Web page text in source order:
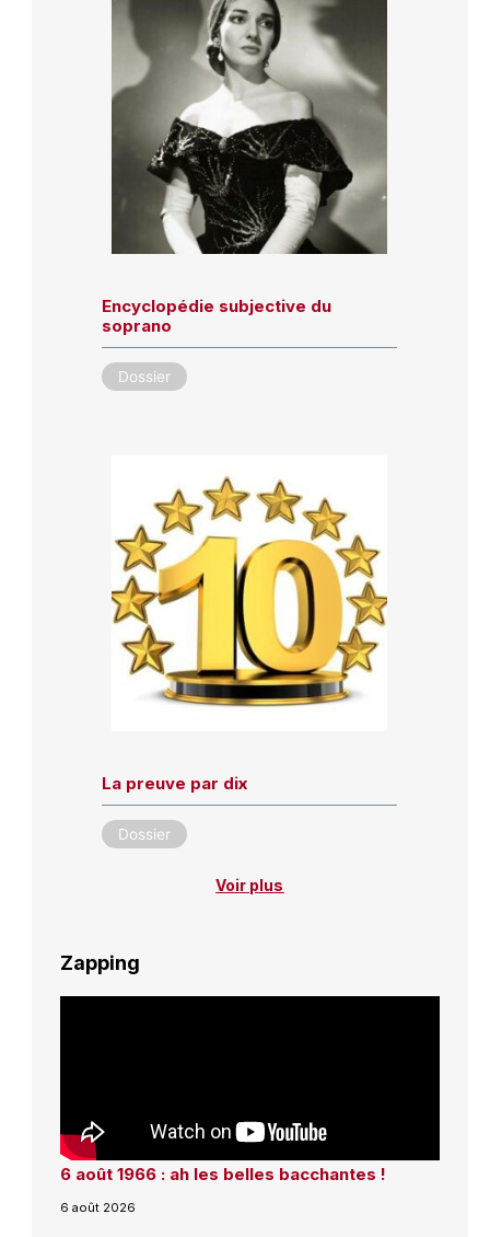
Encyclopédie subjective du
soprano
Dossier
La preuve par dix
Dossier
Voir plus
Zapping
6 août 1966 : ah les belles bacchantes !
6 août 2026